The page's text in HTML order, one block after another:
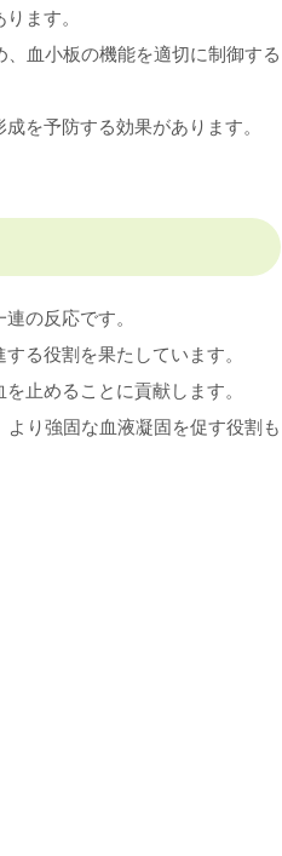
ます。
血小板の機能を適切に制御する
を予防する効果があります。
の反応です。
る役割を果たしています。
止めることに貢献します。
り強固な血液凝固を促す役割も